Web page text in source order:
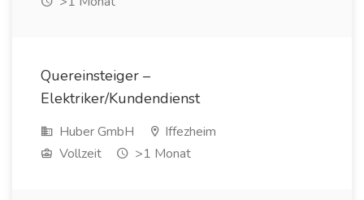
Quereinsteiger –
Elektriker/Kundendienst
Huber GmbH
Iffezheim
Vollzeit
>1 Monat